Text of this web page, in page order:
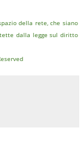
della rete, che siano
dalla legge sul diritto